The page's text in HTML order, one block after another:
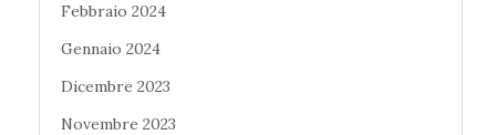
Febbraio 2024
Gennaio 2024
Dicembre 2023
Novembre 2023